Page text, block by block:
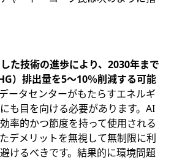
た技術の進歩により、2030年まで
）排出量を5～10％削減する可能
ータセンターがもたらすエネルギ
も目を向ける必要があります。AI
率的かつ節度を持って使用される
デメリットを無視して無制限に利
けるべきです。結果的に環境問題